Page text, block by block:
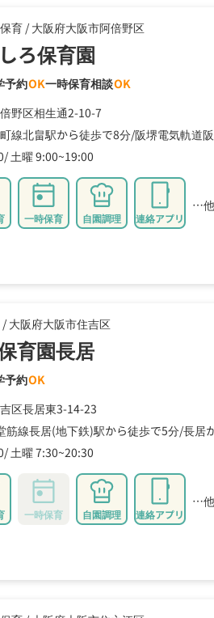
育 / 大阪府大阪市阿倍野区
ろ保育園
予約OK一時保育相談OK
野区相生通2-10-7
線北畠駅から徒歩で8分 阪堺電気軌道
土曜 9:00~19:00
一時保育 自園調理 連絡アプリ
…他
/大阪府大阪市住吉区
育園長居
予約OK
区長居東3-14-23
筋線長居(地下鉄)駅から徒歩で5分 長居
土曜 7:30~20:30
一時保育 自園調理 連絡アプリ
…他